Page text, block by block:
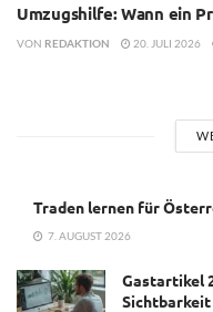
Umzugshilfe: Wann ein
VON REDAKTION 20. JULI 2026
Traden lernen für
7. AUGUST 2026
Gastartikel
Sichtbarkeit